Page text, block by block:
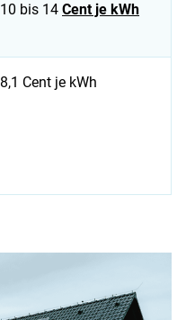
10 bis 14 Cent je kWh
8,1 Cent je kWh